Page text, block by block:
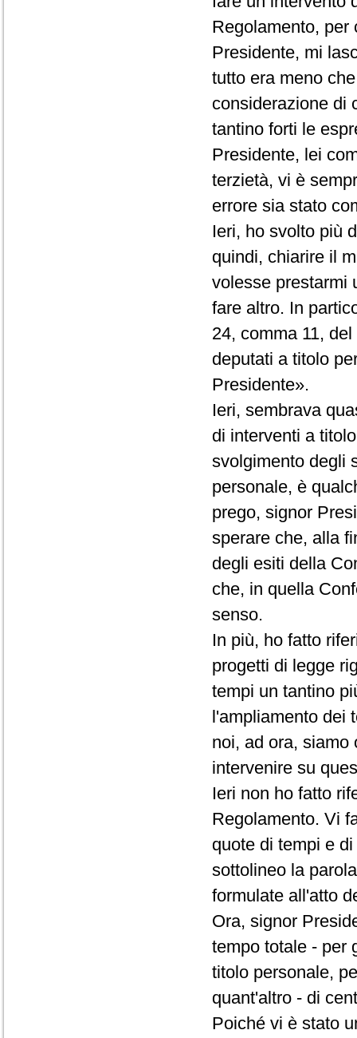
Regolamento, per
Presidente, mi
tutto era meno
considerazione di
tantino forti le
Presidente, lei
terzietà, vi è
errore sia stato
Ieri, ho svolto più
quindi, chiarire il
volesse prestarmi
fare altro. In
24, comma 11,
deputati a titolo
Presidente».
Ieri, sembrava
di interventi a
svolgimento degli
personale, è
prego, signor
sperare che, alla
degli esiti della
che, in quella
senso.
In più, ho fatto
progetti di legge
tempi un tantino
l'ampliamento dei
noi, ad ora, siamo
intervenire su
Ieri non ho fatto
Regolamento. Vi
quote di tempi e
sottolineo la
formulate all'atto
Ora, signor
tempo totale - per
titolo personale,
quant'altro - di
Poiché vi è stato